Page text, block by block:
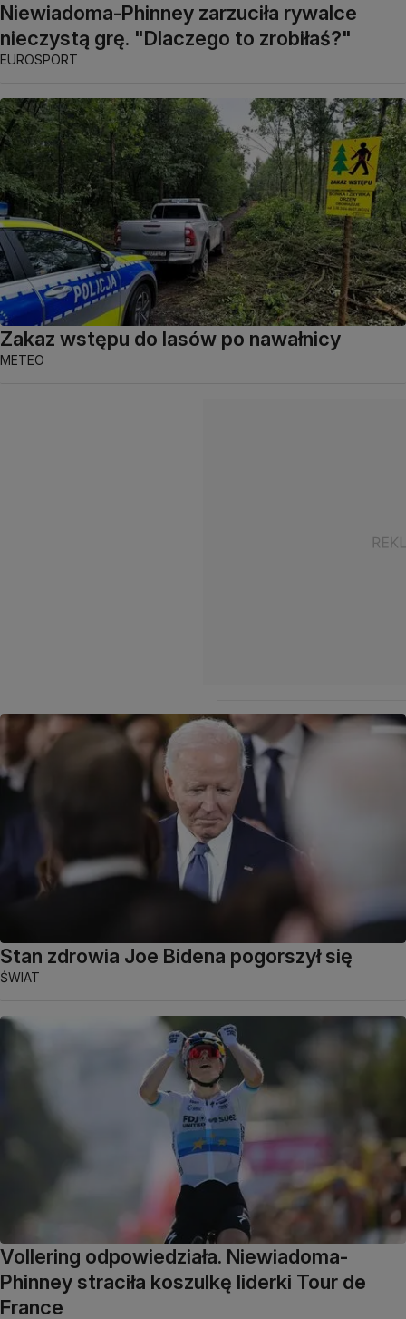
Niewiadoma-Phinney zarzuciła rywalce
nieczystą grę. "Dlaczego to zrobiłaś?"
EUROSPORT
Zakaz wstępu do lasów po nawałnicy
METEO
Stan zdrowia Joe Bidena pogorszył się
ŚWIAT
Vollering odpowiedziała. Niewiadoma-
Phinney straciła koszulkę liderki Tour de
France